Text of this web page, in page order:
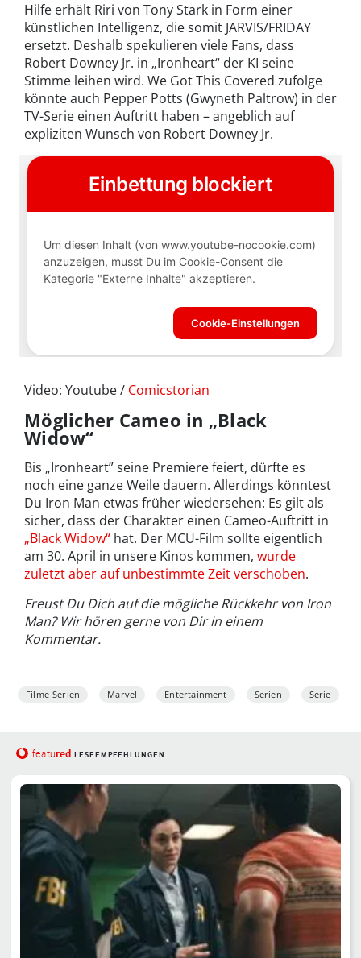
Hilfe erhält Riri von Tony Stark in Form einer
künstlichen Intelligenz, die somit JARVIS/FRIDAY
ersetzt. Deshalb spekulieren viele Fans, dass
Robert Downey Jr. in „Ironheart“ der KI seine
Stimme leihen wird. We Got This Covered zufolge
könnte auch Pepper Potts (Gwyneth Paltrow) in der
TV-Serie einen Auftritt haben – angeblich auf
expliziten Wunsch von Robert Downey Jr.
Video: Youtube / Comicstorian
Möglicher Cameo in „Black
Widow“
Bis „Ironheart” seine Premiere feiert, dürfte es
noch eine ganze Weile dauern. Allerdings könntest
Du Iron Man etwas früher wiedersehen: Es gilt als
sicher, dass der Charakter einen Cameo-Auftritt in
„Black Widow“ hat. Der MCU-Film sollte eigentlich
am 30. April in unsere Kinos kommen, wurde
zuletzt aber auf unbestimmte Zeit verschoben.
Freust Du Dich auf die mögliche Rückkehr von Iron
Man? Wir hören gerne von Dir in einem
Kommentar.
Filme-Serien Marvel Entertainment Serien Serie
featured LESEEMPFEHLUNGEN